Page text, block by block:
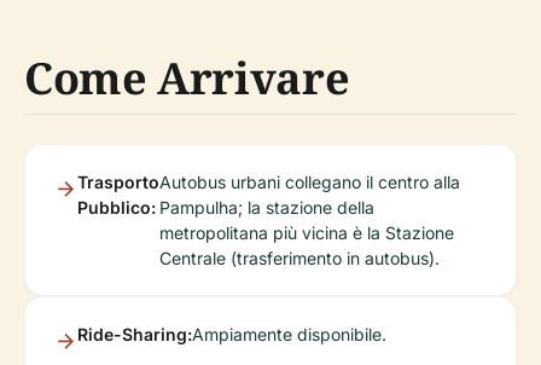
Come Arrivare
Trasporto
Pubblico:
Autobus urbani collegano il centro alla
Pampulha; la stazione della
metropolitana più vicina è la Stazione
Centrale (trasferimento in autobus).
Ride-Sharing:Ampiamente disponibile.